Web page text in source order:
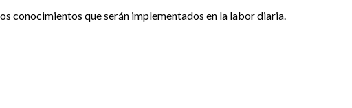
conocimientos que serán implementados en la labor diaria.